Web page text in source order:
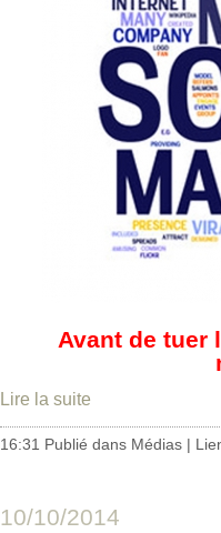
Avant de tuer
Lire la suite
16:31 Publié dans Médias |
10/10/2014